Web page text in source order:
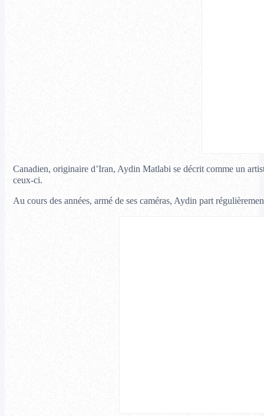
Canadien, originaire d’Iran, Aydin Matlabi se décrit comme un
ceux-ci.
Au cours des années, armé de ses caméras, Aydin part